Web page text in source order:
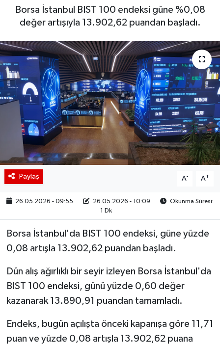
Borsa İstanbul BIST 100 endeksi güne %0,08
değer artışıyla 13.902,62 puandan başladı.
Paylaş A- A+
26.05.2026 - 09:55 26.05.2026 - 10:09
Okunma Süresi:
1 Dk
Borsa İstanbul'da BIST 100 endeksi, güne yüzde
0,08 artışla 13.902,62 puandan başladı.
Dün alış ağırlıklı bir seyir izleyen Borsa İstanbul'da
BIST 100 endeksi, günü yüzde 0,60 değer
kazanarak 13.890,91 puandan tamamladı.
Endeks, bugün açılışta önceki kapanışa göre 11,71
puan ve yüzde 0,08 artışla 13.902,62 puana
Borsa Gundem
BIST 100 Isı Haritası
Coin Isı Haritası
Ekonomik Takvim
Kiripto Para Piyasası
Gizlilik Sözleşmesi
Hakkımızda